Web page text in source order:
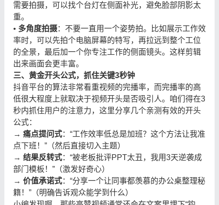
需要拍摄，可以找个台灯在侧面补光，避免脸部阴影太
重。
• 多角度拍摄：不要一直用一个姿势拍。比如展示工作效
率时，可以先拍个电脑屏幕的特写，再拉远到整个工位
的全景，最后加一个你专注工作的侧面镜头。这样剪辑
出来画面会更丰富。
三、黄金开头公式，抓住关键3秒钟
抖音平台的算法非常看重视频的完播率，而完播率的高
低很大程度上就取决于视频开头是否吸引人。咱们得在3
秒内抓住用户的注意力，这里分享几个亲测有效的开头
公式：
→ 痛点提问式：“工作效率低总是加班？这个方法让我准
点下班！”（然后直接切入主题）
→ 结果反转式：“被老板批评PPT太丑，我用3天逆袭成
部门模板！”（激发好奇心）
→ 价值承诺式：“分享一个让同事都羡慕的办公桌整理秘
籍！”（明确告诉观众能学到什么）